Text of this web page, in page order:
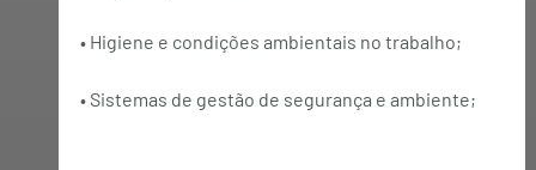
• Higiene e condições ambientais no trabalho;
• Sistemas de gestão de segurança e ambiente;